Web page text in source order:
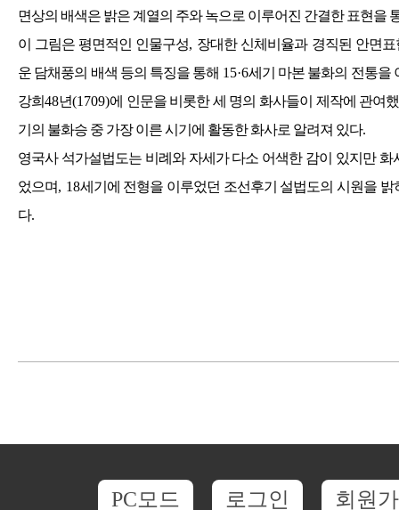
면상의 배색은 밝은 계열의 주와 녹으로 이루어진 간결한 표현을
이 그림은 평면적인 인물구성, 장대한 신체비율과 경직된 안면표
운 담채풍의 배색 등의 특징을 통해 15·6세기 마본 불화의 전통을
강희48년(1709)에 인문을 비롯한 세 명의 화사들이 제작에 관여
기의 불화승 중 가장 이른 시기에 활동한 화사로 알려져 있다.
영국사 석가설법도는 비례와 자세가 다소 어색한 감이 있지만
었으며, 18세기에 전형을 이루었던 조선후기 설법도의 시원을
다.
PC모드 로그인 회원